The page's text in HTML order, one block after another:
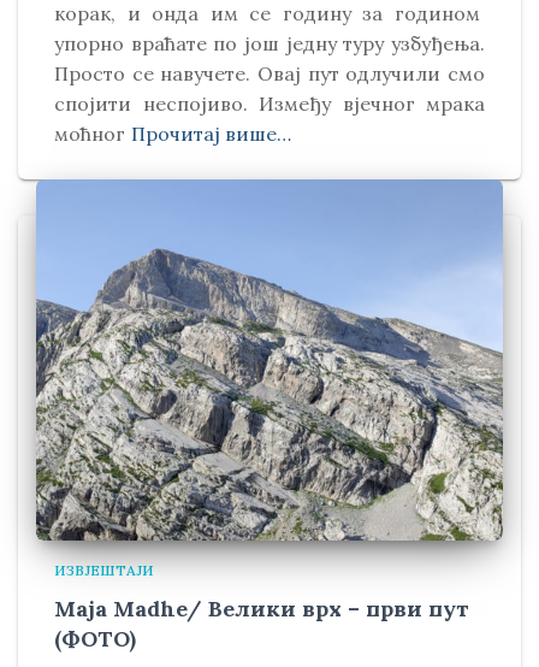
корак, и онда им се годину за годином
упорно враћате по још једну туру узбуђења.
Просто се навучете. Овај пут одлучили смо
спојити неспојиво. Између вјечног мрака
моћног Прочитај више…
ИЗВЈЕШТАЈИ
Maja Madhe/ Велики врх – први пут
(ФОТО)